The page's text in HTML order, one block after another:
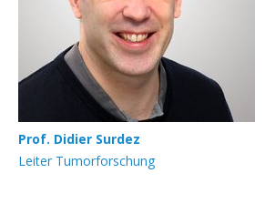
Prof. Didier Surdez
Leiter Tumorforschung